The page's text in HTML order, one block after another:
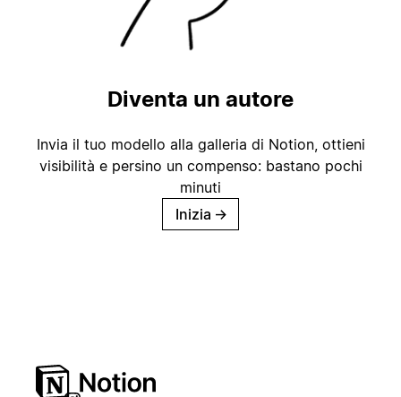
Diventa un autore
Invia il tuo modello alla galleria di Notion, ottieni
visibilità e persino un compenso: bastano pochi
minuti
Inizia →